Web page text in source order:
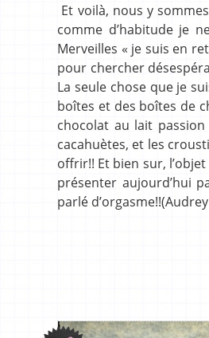
Et voilà, nous y
comme d’habitude je
Merveilles « je suis en
pour chercher
La seule chose que je
boîtes et des boîtes de
chocolat au lait
cacahuètes, et les
offrir!! Et bien sur,
présenter aujourd’hui
parlé